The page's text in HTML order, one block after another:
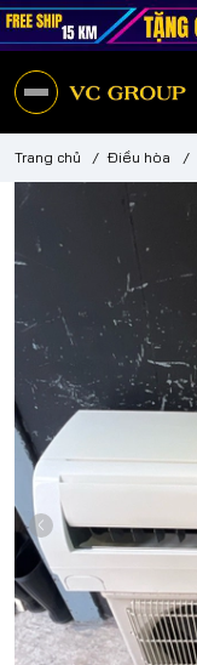
Trang chủ / Điều hòa /